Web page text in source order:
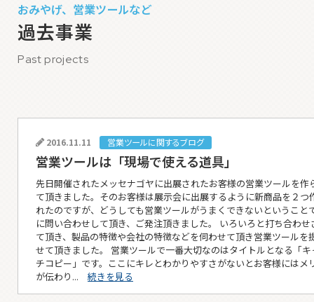
おみやげ、営業ツールなど
過去事業
Past projects
2016.11.11 営業ツールに関するブログ
営業ツールは「現場で使える道具」
先日開催されたメッセナゴヤに出展されたお客様の営業ツールを作
て頂きました。そのお客様は展示会に出展するように新商品を２つ
れたのですが、どうしても営業ツールがうまくできないということ
に問い合わせして頂き、ご発注頂きました。 いろいろと打ち合わせ
て頂き、製品の特徴や会社の特徴などを伺わせて頂き営業ツールを
せて頂きました。 営業ツールで一番大切なのはタイトルとなる「キ
チコピー」です。ここにキレとわかりやすさがないとお客様にはメ
が伝わり... 続きを見る